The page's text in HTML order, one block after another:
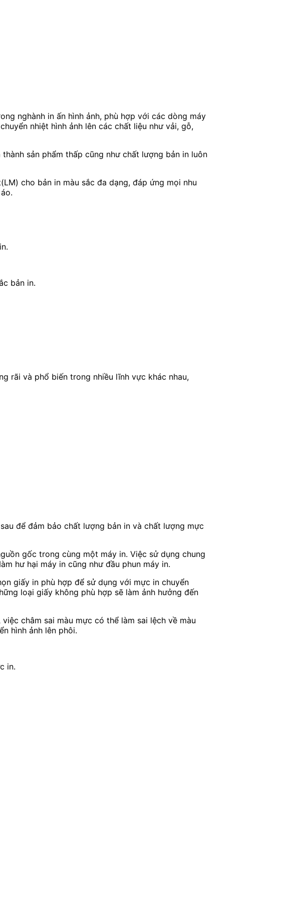
nghành in ấn hình ảnh, phù hợp với các dòng máy
nhiệt hình ảnh lên các chất liệu như vải, gỗ,
sản phẩm thấp cũng như chất lượng bản in luôn
cho bản in màu sắc đa dạng, đáp ứng mọi nhu
bản in.
rãi và phổ biến trong nhiều lĩnh vực khác nhau,
để đảm bảo chất lượng bản in và chất lượng mực
gốc trong cùng một máy in. Việc sử dụng chung
hư hại máy in cũng như đầu phun máy in.
giấy in phù hợp để sử dụng với mực in chuyển
loại giấy không phù hợp sẽ làm ảnh hưởng đến
châm sai màu mực có thể làm sai lệch về màu
hình ảnh lên phôi.
in.